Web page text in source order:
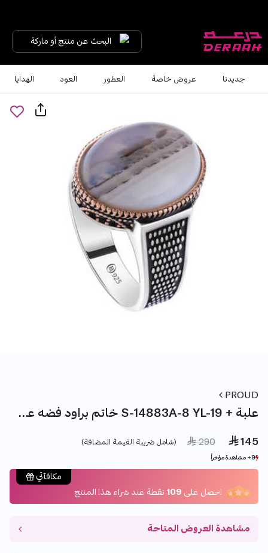
البحث عن منتج أو ماركة
جديدنا عروض خاصة العطور العود الهدايا
PROUD
خاتم براود فضه عقيق S-14883A-8 YL-19 + علبة
 145
Price reduced from
 290
to (شامل ضريبة القيمة المضافة)
9+ مشاهدة مؤخراً
6+ بيع مؤخراً
9+ مشاهدة مؤخراً
6+ بيع مؤخراً
مكافآتي
احصل على 109 نقطة عند شراء هذا المنتج
مشاهدة العروض المتاحة